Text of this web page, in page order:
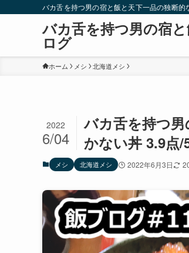
バカ舌を持つ男の宿と飯と天下一品の独断的
バカ舌を持つ男の宿
ログ
ホーム メシ 北海道メシ
バカ舌を持つ
かない丼 3.9点/
2022
6/04
メシ 北海道メシ 2022年6月3日